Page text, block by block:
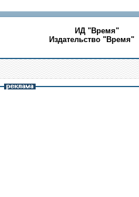
ИД "Время"
Издательство "Время"